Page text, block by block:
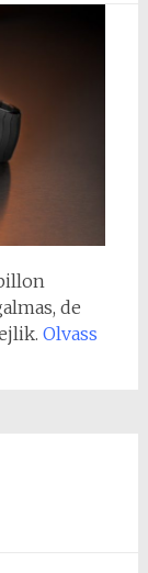
de
Olvass